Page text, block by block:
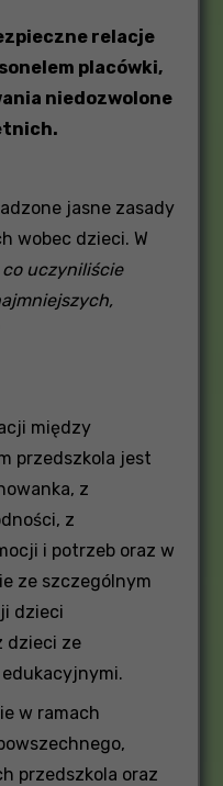
relacje
placówki,
niedozwolone
jasne zasady
wobec dzieci. W
co uczyniliście
między
przedszkola jest
z
z
i potrzeb oraz w
ze szczególnym
dzieci
dzieci ze
w ramach
przedszkola oraz